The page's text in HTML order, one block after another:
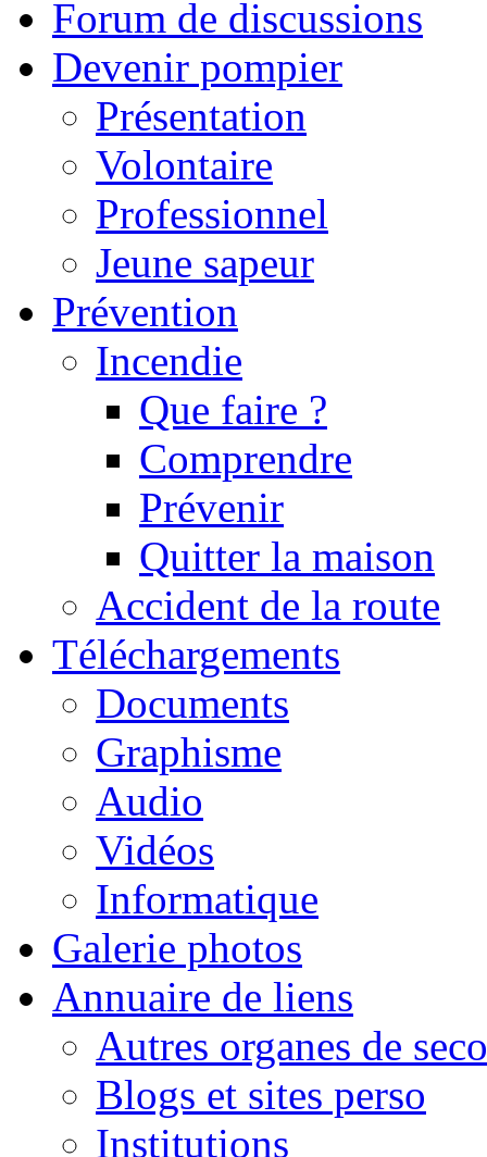
Forum de discussions
Devenir pompier
Présentation
Volontaire
Professionnel
Jeune sapeur
Prévention
Incendie
Que faire ?
Comprendre
Prévenir
Quitter la maison
Accident de la route
Téléchargements
Documents
Graphisme
Audio
Vidéos
Informatique
Galerie photos
Annuaire de liens
Autres organes de
Blogs et sites perso
Institutions